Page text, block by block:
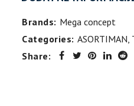
Brands: Mega concept
Categories: ASORTIMAN,
Share: